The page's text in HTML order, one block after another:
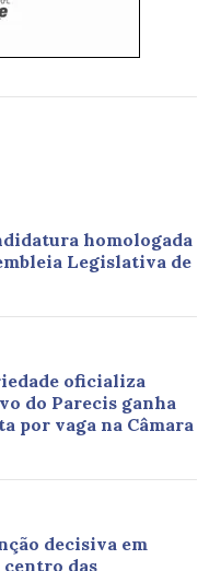
homologada
Legislativa de
oficializa
do Parecis ganha
por vaga na Câmara
decisiva em
centro das